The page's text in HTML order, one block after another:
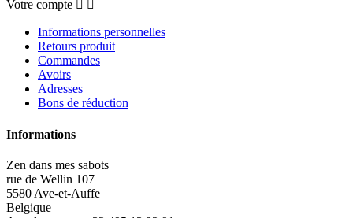
Votre compte  
Informations personnelles
Retours produit
Commandes
Avoirs
Adresses
Bons de réduction
Informations
Zen dans mes sabots
rue de Wellin 107
5580 Ave-et-Auffe
Belgique